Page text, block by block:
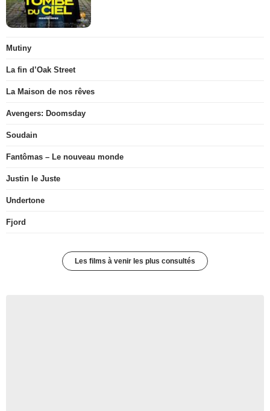
Mutiny
La fin d’Oak Street
La Maison de nos rêves
Avengers: Doomsday
Soudain
Fantômas – Le nouveau monde
Justin le Juste
Undertone
Fjord
Les films à venir les plus consultés